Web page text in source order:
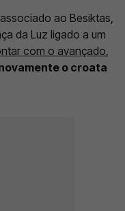
ao Besiktas,
da Luz ligado a um
com o avançado,
o croata